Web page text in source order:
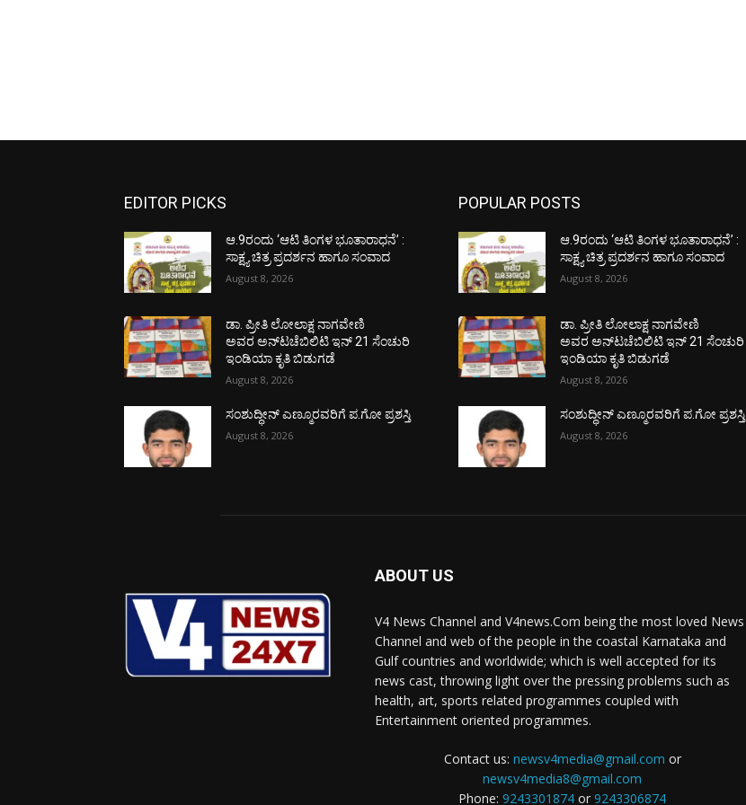
EDITOR PICKS
ಆ.9ರಂದು ‘ಆಟಿ ತಿಂಗಳ ಭೂತಾರಾಧನೆ’ :
ಸಾಕ್ಷ್ಯ ಚಿತ್ರ ಪ್ರದರ್ಶನ ಹಾಗೂ ಸಂವಾದ
August 8, 2026
ಡಾ. ಪ್ರೀತಿ ಲೋಲಾಕ್ಷ ನಾಗವೇಣಿ
ಅವರ ಅನ್‌ಟಚೆಬಿಲಿಟಿ ಇನ್ 21 ಸೆಂಚುರಿ
ಇಂಡಿಯಾ ಕೃತಿ ಬಿಡುಗಡೆ
August 8, 2026
ಸಂಶುದ್ಧೀನ್ ಎಣ್ಮೂರವರಿಗೆ ಪ.ಗೋ ಪ್ರಶಸ್ತಿ
August 8, 2026
POPULAR POSTS
ಆ.9ರಂದು ‘ಆಟಿ ತಿಂಗಳ ಭೂತಾರಾಧನೆ’ :
ಸಾಕ್ಷ್ಯ ಚಿತ್ರ ಪ್ರದರ್ಶನ ಹಾಗೂ ಸಂವಾದ
August 8, 2026
ಡಾ. ಪ್ರೀತಿ ಲೋಲಾಕ್ಷ ನಾಗವೇಣಿ
ಅವರ ಅನ್‌ಟಚೆಬಿಲಿಟಿ ಇನ್ 21 ಸೆಂಚುರಿ
ಇಂಡಿಯಾ ಕೃತಿ ಬಿಡುಗಡೆ
August 8, 2026
ಸಂಶುದ್ಧೀನ್ ಎಣ್ಮೂರವರಿಗೆ ಪ.ಗೋ ಪ್ರಶಸ್ತಿ
August 8, 2026
ABOUT US
V4 News Channel and V4news.Com being the most loved News
Channel and web of the people in the coastal Karnataka and
Gulf countries and worldwide; which is well accepted for its
news cast, throwing light over the pressing problems such as
health, art, sports related programmes coupled with
Entertainment oriented programmes.
Contact us: newsv4media@gmail.com or
newsv4media8@gmail.com
Phone: 9243301874 or 9243306874